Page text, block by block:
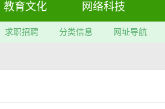
教育文化 网络科技
求职招聘 分类信息 网址导航